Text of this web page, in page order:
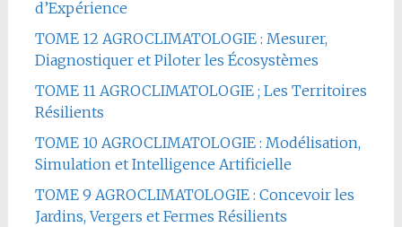
d’Expérience
TOME 12 AGROCLIMATOLOGIE : Mesurer,
Diagnostiquer et Piloter les Écosystèmes
TOME 11 AGROCLIMATOLOGIE ; Les Territoires
Résilients
TOME 10 AGROCLIMATOLOGIE : Modélisation,
Simulation et Intelligence Artificielle
TOME 9 AGROCLIMATOLOGIE : Concevoir les
Jardins, Vergers et Fermes Résilients